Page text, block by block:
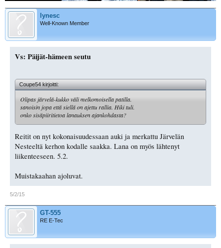
lynesc
Well-Known Member
Vs: Päijät-hämeen seutu
Coupe54 kirjoitti:
Olipas järvelä-kukko väli melkomoisella patilla.
sanoisin jopa että siellä on ajettu rallia. Hiki tuli.
onko sisäpiiritietoa lanauksen ajankohdasta?
Reitit on nyt kokonaisuudessaan auki ja merkattu Järvelän
Nesteeltä kerhon kodalle saakka. Lana on myös lähtenyt
liikenteeseen. 5.2.
Muistakaahan ajoluvat.
5/2/15
GT-555
RE E-Tec